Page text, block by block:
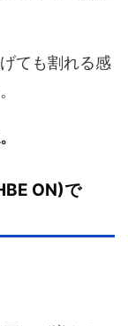
ても割れる感
ON)で